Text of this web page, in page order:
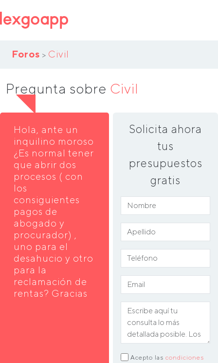
Foros > Civil
Pregunta sobre Civil
Hola, ante un
inquilino moroso
¿Es normal tener
que abrir dos
procesos ( con
los
consiguientes
pagos de
abogado y
procurador) ,
uno para el
desahucio y otro
para la
reclamación de
rentas? Gracias
Solicita ahora
tus
presupuestos
gratis
Acepto las condiciones